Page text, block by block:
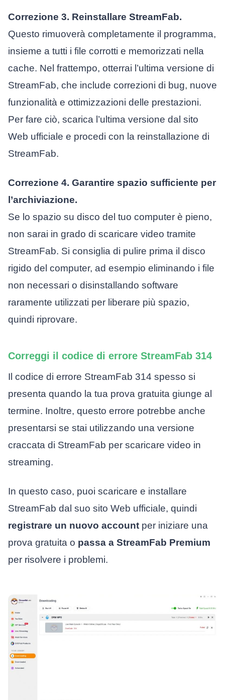
Correzione 3. Reinstallare StreamFab.
Questo rimuoverà completamente il programma,
insieme a tutti i file corrotti e memorizzati nella
cache. Nel frattempo, otterrai l’ultima versione di
StreamFab, che include correzioni di bug, nuove
funzionalità e ottimizzazioni delle prestazioni.
Per fare ciò, scarica l’ultima versione dal sito
Web ufficiale e procedi con la reinstallazione di
StreamFab.
Correzione 4. Garantire spazio sufficiente per
l’archiviazione.
Se lo spazio su disco del tuo computer è pieno,
non sarai in grado di scaricare video tramite
StreamFab. Si consiglia di pulire prima il disco
rigido del computer, ad esempio eliminando i file
non necessari o disinstallando software
raramente utilizzati per liberare più spazio,
quindi riprovare.
Correggi il codice di errore StreamFab 314
Il codice di errore StreamFab 314 spesso si
presenta quando la tua prova gratuita giunge al
termine. Inoltre, questo errore potrebbe anche
presentarsi se stai utilizzando una versione
craccata di StreamFab per scaricare video in
streaming.
In questo caso, puoi scaricare e installare
StreamFab dal suo sito Web ufficiale, quindi
registrare un nuovo accountper iniziare una
prova gratuita o passa a StreamFab Premium
per risolvere i problemi.